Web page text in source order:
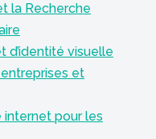
la Recherche
d’identité visuelle
et
pour les